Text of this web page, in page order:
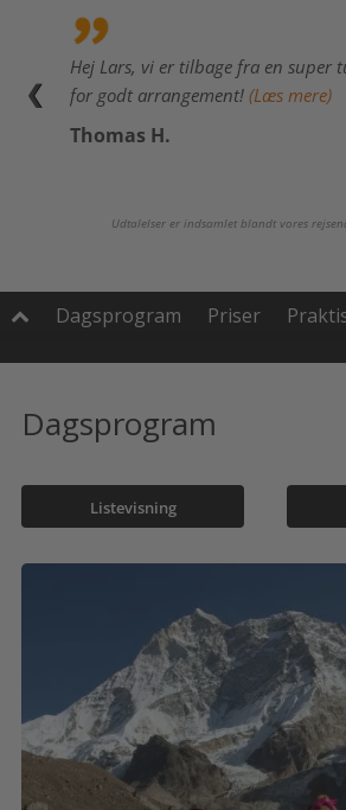
Hej Lars, vi er tilbage fra en super
for godt arrangement! (Læs mere)
Thomas H.
❮
Udtalelser er indsamlet blandt vores
 Dagsprogram Priser
Dagsprogram
Listevisning